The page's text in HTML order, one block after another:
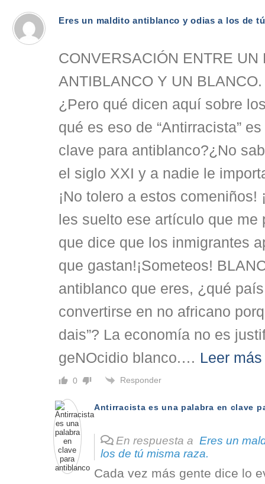
Eres un maldito antiblanco y odias a los de
CONVERSACIÓN ENTRE UN
ANTIBLANCO Y UN
¿Pero qué dicen aquí sobre
qué es eso de “Antirracista”
clave para antiblanco?¿No
el siglo XXI y a nadie le
¡No tolero a estos comeniños!
les suelto ese artículo que me
que dice que los inmigrantes
que gastan!¡Someteos!
antiblanco que eres, ¿qué
convertirse en no africano
dais”? La economía no es
geNOcidio blanco.… Leer
0 Responder
Antirracista es una palabra en clave
En respuesta a Eres un
los de tú misma raza.
Cada vez más gente dice lo